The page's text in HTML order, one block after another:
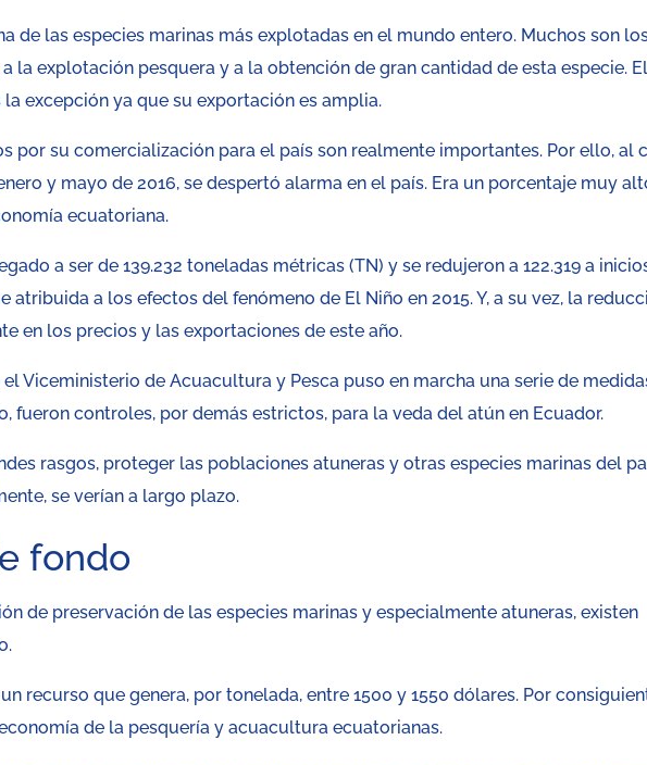
de las especies marinas más explotadas en el mundo entero. Muchos son
la explotación pesquera y a la obtención de gran cantidad de esta especie. El
la excepción ya que su exportación es amplia.
por su comercialización para el país son realmente importantes. Por ello, al
y mayo de 2016, se despertó alarma en el país. Era un porcentaje muy
ecuatoriana.
a ser de 139.232 toneladas métricas (TN) y se redujeron a 122.319 a
atribuida a los efectos del fenómeno de El Niño en 2015. Y, a su vez, la
en los precios y las exportaciones de este año.
Viceministerio de Acuacultura y Pesca puso en marcha una serie de
fueron controles, por demás estrictos, para la veda del atún en Ecuador.
rasgos, proteger las poblaciones atuneras y otras especies marinas del
se verían a largo plazo.
fondo
de preservación de las especies marinas y especialmente atuneras, existen
recurso que genera, por tonelada, entre 1500 y 1550 dólares. Por
de la pesquería y acuacultura ecuatorianas.